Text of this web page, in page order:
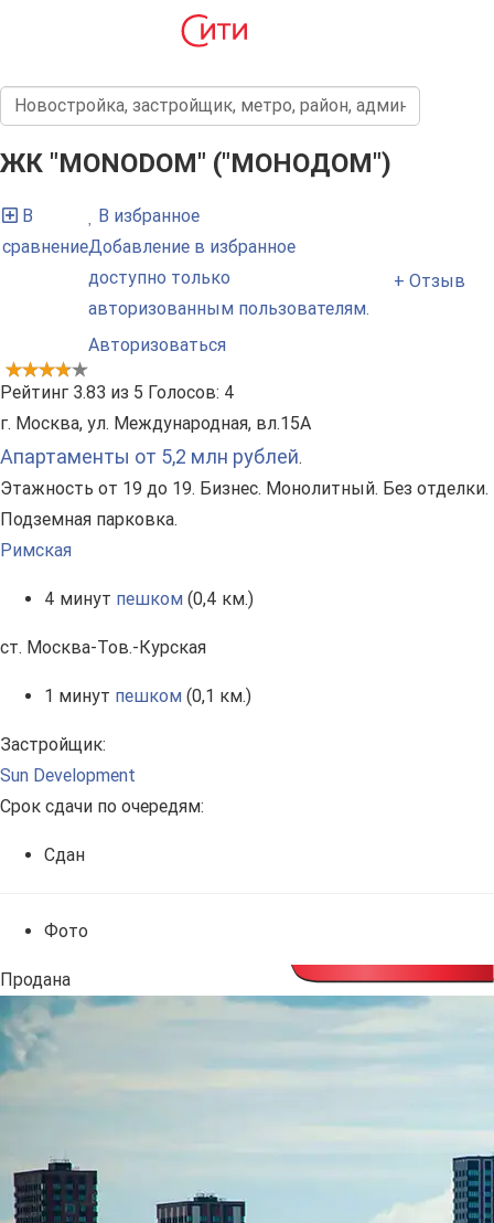
ЖК "MONODOM" ("МОНОДОМ")
В
сравнение
В избранное
Добавление в избранное
доступно только
авторизованным пользователям.
Авторизоваться
+ Отзыв
Рейтинг 3.83 из 5 Голосов: 4
г. Москва, ул. Международная, вл.15А
Апартаменты от 5,2 млн рублей.
Этажность от 19 до 19. Бизнес. Монолитный. Без отделки.
Подземная парковка.
Римская
4 минут пешком (0,4 км.)
ст. Москва-Тов.-Курская
1 минут пешком (0,1 км.)
Застройщик:
Sun Development
Срок сдачи по очередям:
Сдан
Фото
Продана